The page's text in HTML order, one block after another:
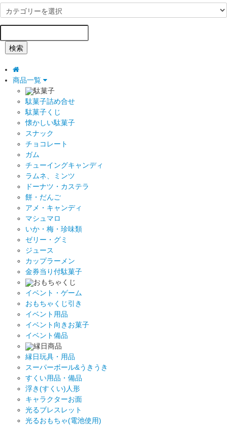
検索
商品一覧
駄菓子
駄菓子詰め合せ
駄菓子くじ
懐かしい駄菓子
スナック
チョコレート
ガム
チューイングキャンディ
ラムネ、ミンツ
ドーナツ・カステラ
餅・だんご
アメ・キャンディ
マシュマロ
いか・梅・珍味類
ゼリー・グミ
ジュース
カップラーメン
金券当り付駄菓子
おもちゃくじ
イベント・ゲーム
おもちゃくじ引き
イベント用品
イベント向きお菓子
イベント備品
縁日商品
縁日玩具・用品
スーパーボール&うきうき
すくい用品・備品
浮き(すくい)人形
キャラクターお面
光るブレスレット
光るおもちゃ(電池使用)